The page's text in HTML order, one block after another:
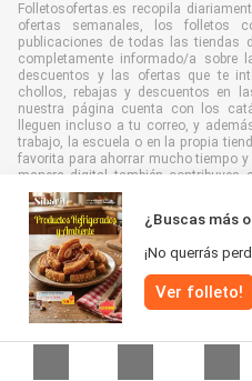
¿Buscas más
¡No querrás
Ver folleto!
Folletosofertas.es recopila
ofertas semanales, los folletos
publicaciones de todas las tiendas
completamente informado/a sobre
descuentos y las ofertas que te
chollos, rebajas y descuentos en
nuestra página cuenta con los
lleguen incluso a tu correo, y
trabajo, la escuela o en la propia
favorita para ahorrar mucho tiempo
manera digital también contribuyes
ayudar al medioambiente.
Todos los derechos reservados
Términos y condiciones